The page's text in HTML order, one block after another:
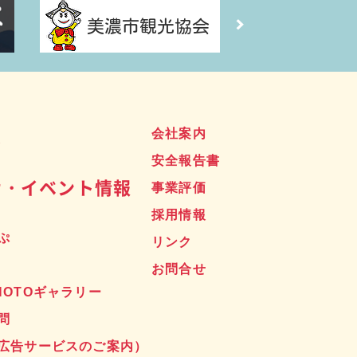
イベント情報
ギャラリー
告サービスのご案内）
会社案内
安全報告書
事業評価
採用情報
リンク
お問合せ